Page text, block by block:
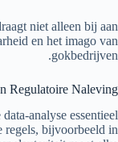
niet alleen bij aan
en het imago van
gokbedrijven.
Regulatoire Naleving
analyse essentieel
regels, bijvoorbeeld in